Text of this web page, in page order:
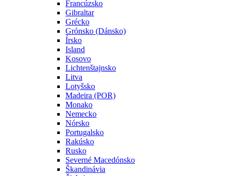
Francúzsko
Gibraltar
Grécko
Grónsko (Dánsko)
Írsko
Island
Kosovo
Lichtenštajnsko
Litva
Lotyšsko
Madeira (POR)
Monako
Nemecko
Nórsko
Portugalsko
Rakúsko
Rusko
Severné Macedónsko
Škandinávia